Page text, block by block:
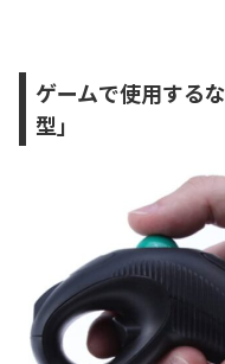
ゲームで使用する
型」